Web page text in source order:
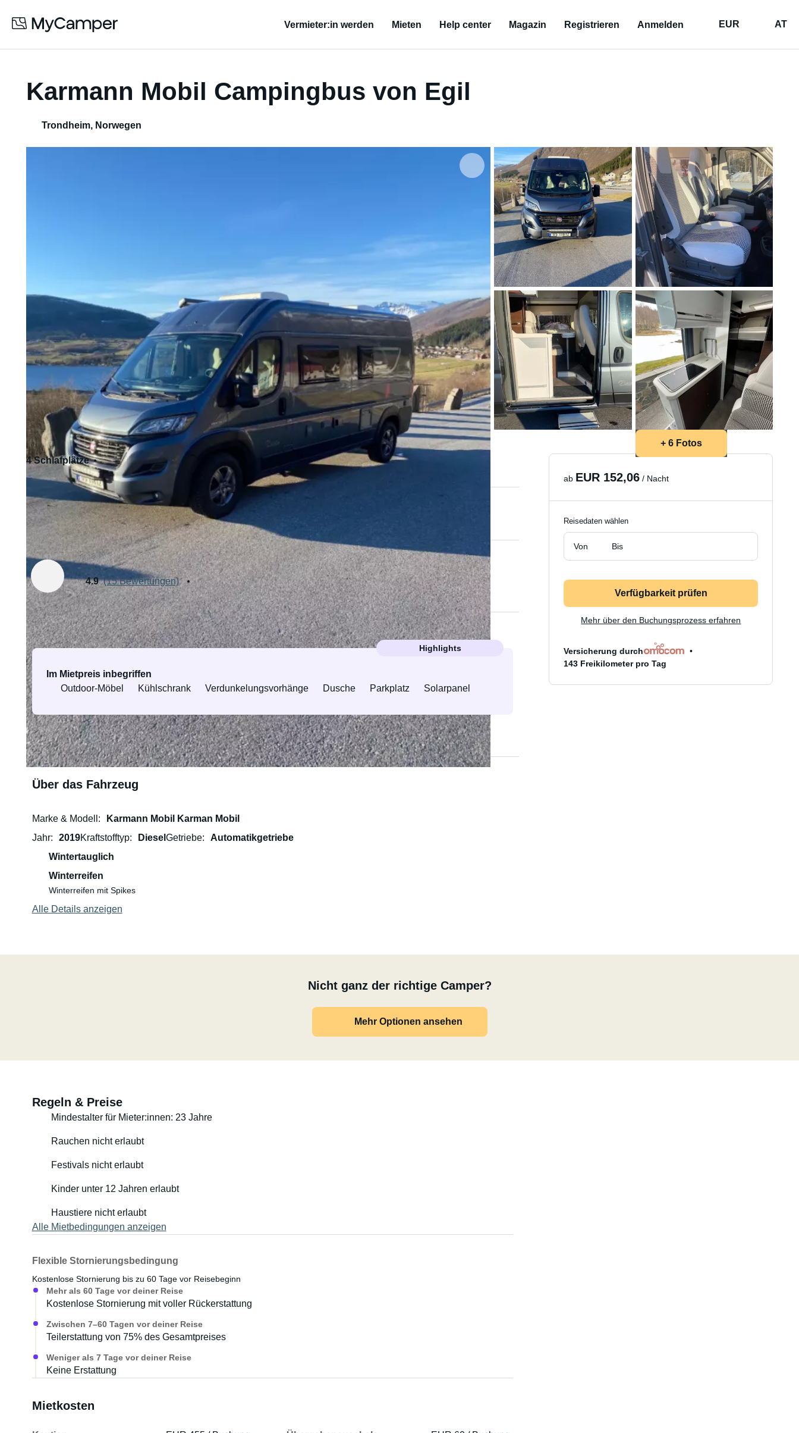
Vermieter:in werden Mieten Help center Magazin Registrieren Anmelden EUR AT
Karmann Mobil Campingbus von Egil
Trondheim, Norwegen
+ 6 Fotos
4 Schlafplätze
4 Sitzplätze
Standardführerschein - Kat. B
Vermietet von Egil
4.9 (15 Bewertungen) Verifizierte:r Vermieter:in
Ausstattung & Services
Highlights
Im Mietpreis inbegriffen
Outdoor-Möbel
Kühlschrank Verdunkelungsvorhänge Dusche Parkplatz Solarpanel
Gesamte Ausstattung & Services
Über das Fahrzeug
Marke & Modell
Karmann Mobil Karman Mobil
Jahr
2019Kraftstofftyp Diesel Getriebe
Automatikgetriebe
Wintertauglich
Winterreifen
Winterreifen mit Spikes
Alle Details anzeigen
Nicht ganz der richtige Camper?
Mehr Optionen ansehen
Regeln & Preise
Mindestalter für Mieter:innen: 23 Jahre
Rauchen nicht erlaubt
Festivals nicht erlaubt
Kinder unter 12 Jahren erlaubt
Haustiere nicht erlaubt
Alle Mietbedingungen anzeigen
Flexible Stornierungsbedingung
Kostenlose Stornierung bis zu 60 Tage vor Reisebeginn
Mehr als 60 Tage vor deiner Reise
Kostenlose Stornierung mit voller Rückerstattung
Zwischen 7–60 Tagen vor deiner Reise
Teilerstattung von 75% des Gesamtpreises
Weniger als 7 Tage vor deiner Reise
Keine Erstattung
Mietkosten
ab EUR 152,06 / Nacht
Reisedaten wählen
Von Bis
Verfügbarkeit prüfen
Mehr über den Buchungsprozess erfahren
Versicherung durch
143 Freikilometer pro Tag